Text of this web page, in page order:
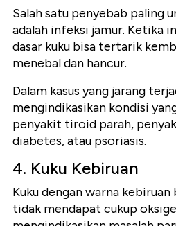
Salah satu penyebab paling
adalah infeksi jamur. Ketika
dasar kuku bisa tertarik
menebal dan hancur.
Dalam kasus yang jarang
mengindikasikan kondisi
penyakit tiroid parah,
diabetes, atau psoriasis.
4. Kuku Kebiruan
Kuku dengan warna
tidak mendapat cukup